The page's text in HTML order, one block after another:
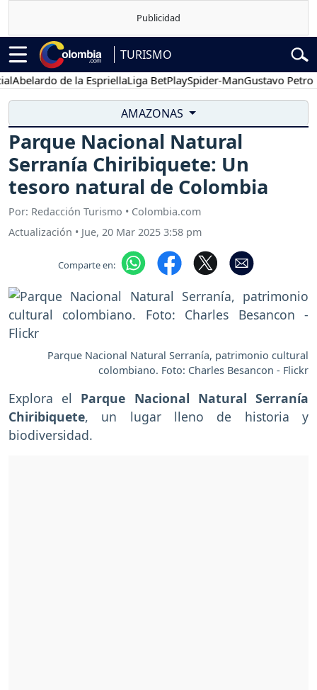
TURISMO
de la EspriellaLiga BetPlaySpider-ManGustavo Petro
AMAZONAS
Parque Nacional Natural
Serranía Chiribiquete: Un
tesoro natural de Colombia
Por: Redacción Turismo • Colombia.com
Actualización • Jue, 20 Mar 2025 3:58 pm
Comparte en:
Parque Nacional Natural Serranía, patrimonio cultural
colombiano. Foto: Charles Besancon - Flickr
Explora el Parque Nacional Natural Serranía
Chiribiquete, un lugar lleno de historia y
biodiversidad.